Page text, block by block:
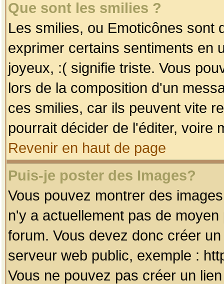
Que sont les smilies ?
Les smilies, ou Emoticônes sont
exprimer certains sentiments en
joyeux, :( signifie triste. Vous
lors de la composition d'un
ces smilies, car ils peuvent vite
pourrait décider de l'éditer, voire
Revenir en haut de page
Puis-je poster des Images?
Vous pouvez montrer des
n'y a actuellement pas de
forum. Vous devez donc créer
serveur web public, exemple :
Vous ne pouvez pas créer un